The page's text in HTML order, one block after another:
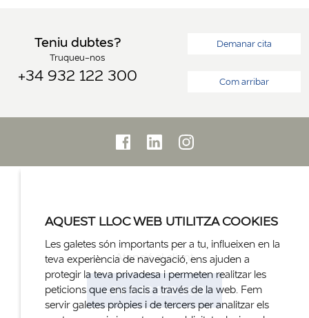
Teniu dubtes?
Truqueu-nos
+34 932 122 300
Demanar cita
Com arribar
Atenció al client
+34 932 122 300
AQUEST LLOC WEB UTILITZA COOKIES
Les galetes són importants per a tu, influeixen en la
teva experiència de navegació, ens ajuden a
protegir la teva privadesa i permeten realitzar les
peticions que ens facis a través de la web. Fem
servir galetes pròpies i de tercers per analitzar els